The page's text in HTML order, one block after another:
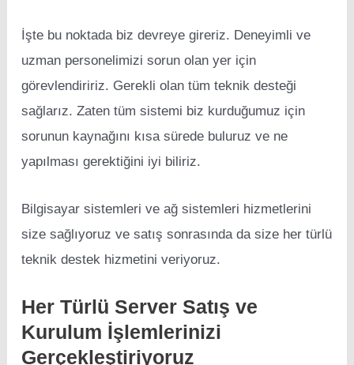
İşte bu noktada biz devreye gireriz. Deneyimli ve
uzman personelimizi sorun olan yer için
görevlendiririz. Gerekli olan tüm teknik desteği
sağlarız. Zaten tüm sistemi biz kurduğumuz için
sorunun kaynağını kısa sürede buluruz ve ne
yapılması gerektiğini iyi biliriz.
Bilgisayar sistemleri ve ağ sistemleri hizmetlerini
size sağlıyoruz ve satış sonrasında da size her türlü
teknik destek hizmetini veriyoruz.
Her Türlü Server Satış ve
Kurulum İşlemlerinizi
Gerçekleştiriyoruz